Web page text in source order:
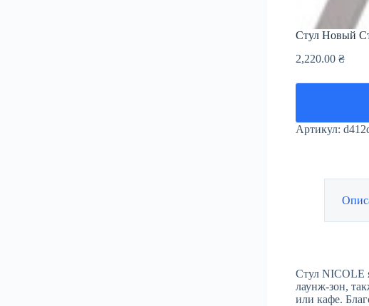
Стул Новый
2,220.00 ₴
Артикул:
Стул NICOLE
лаунж-зон,
или кафе.